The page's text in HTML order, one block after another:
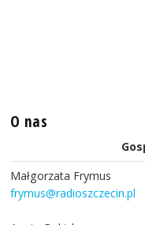
O nas
Małgorzata Frymus
frymus@radioszczecin.pl